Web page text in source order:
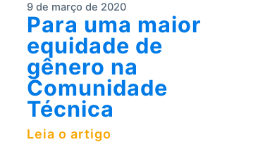
9 de março de 2020
Para uma maior
equidade de
gênero na
Comunidade
Técnica
Leia o artigo